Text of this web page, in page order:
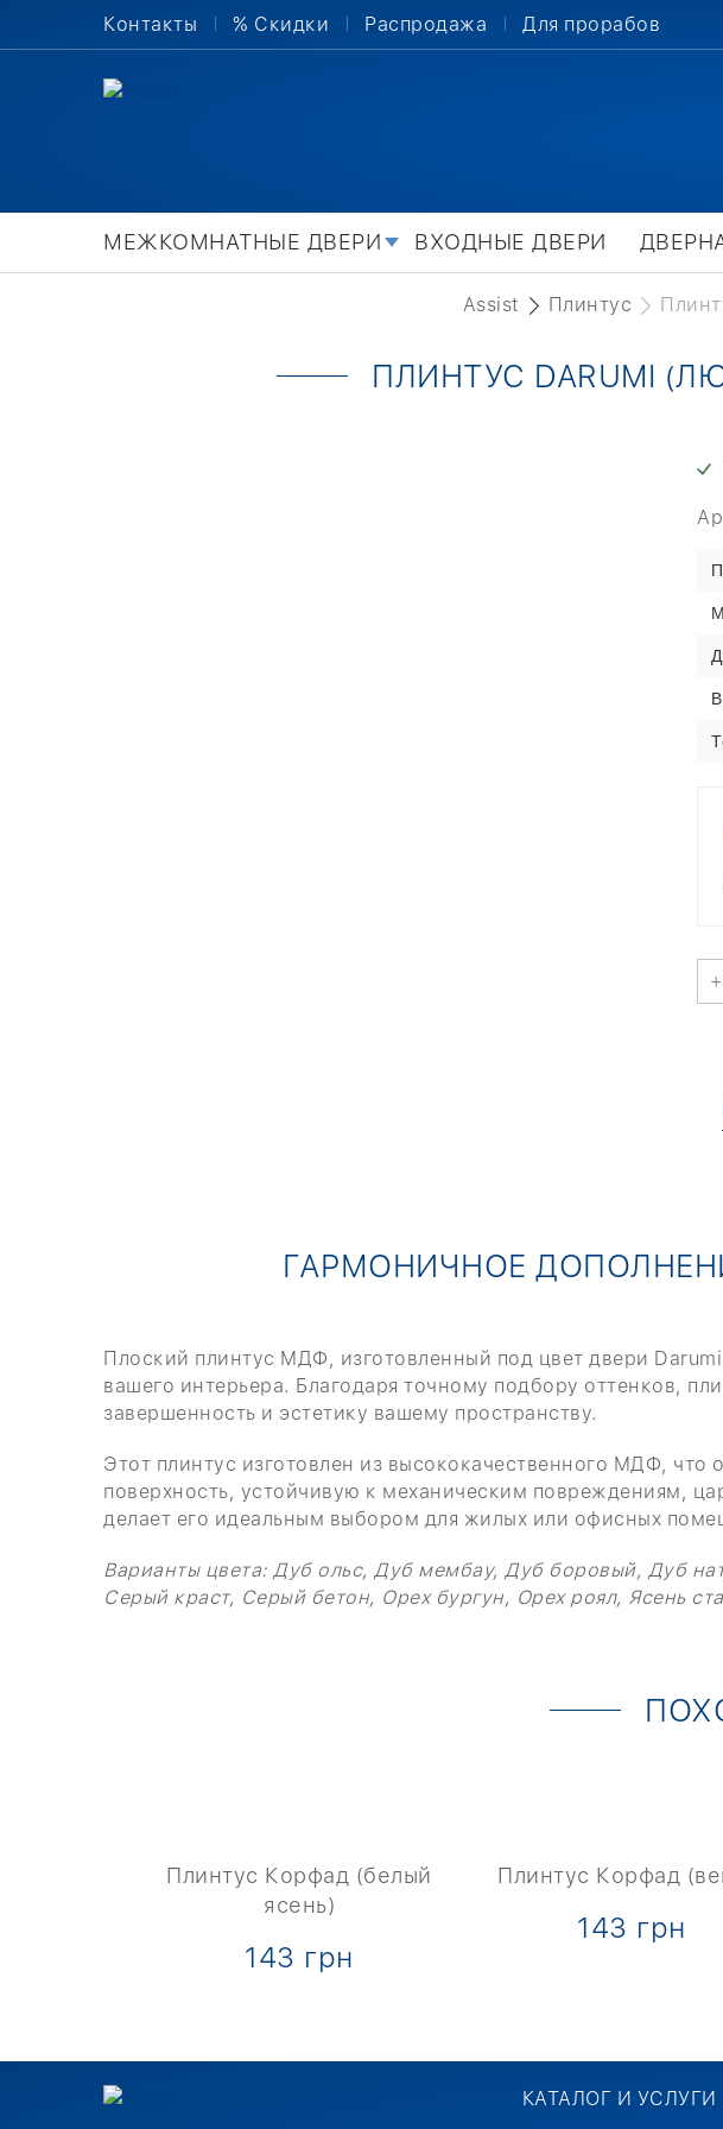
Контакты % Скидки Распродажа Для прорабов
МЕЖКОМНАТНЫЕ ДВЕРИ ВХОДНЫЕ ДВЕРИ
Assist Плинтус
ПЛИНТУС DARUMI
ГАРМОНИЧНОЕ
Плоский плинтус МДФ, изготовленный под цвет двери
вашего интерьера. Благодаря точному подбору оттенков,
завершенность и эстетику вашему пространству.
Этот плинтус изготовлен из высококачественного МДФ, что
поверхность, устойчивую к механическим повреждениям,
делает его идеальным выбором для жилых или офисных
Варианты цвета: Дуб ольс, Дуб мембау, Дуб боровый, Дуб
Серый краст, Серый бетон, Орех бургун, Орех роял, Ясень
Плинтус Корфад (белый
ясень)
143 грн
Плинтус Корфад
143 грн
КАТАЛОГ И УСЛУГИ